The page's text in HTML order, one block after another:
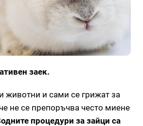
заек.
животни и сами се грижат за
не се препоръчва често миене
процедури за зайци са